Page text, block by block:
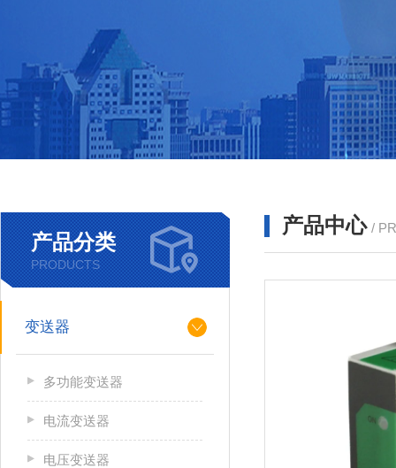
产品分类
PRODUCTS
变送器
多功能变送器
电流变送器
电压变送器
产品中心 /